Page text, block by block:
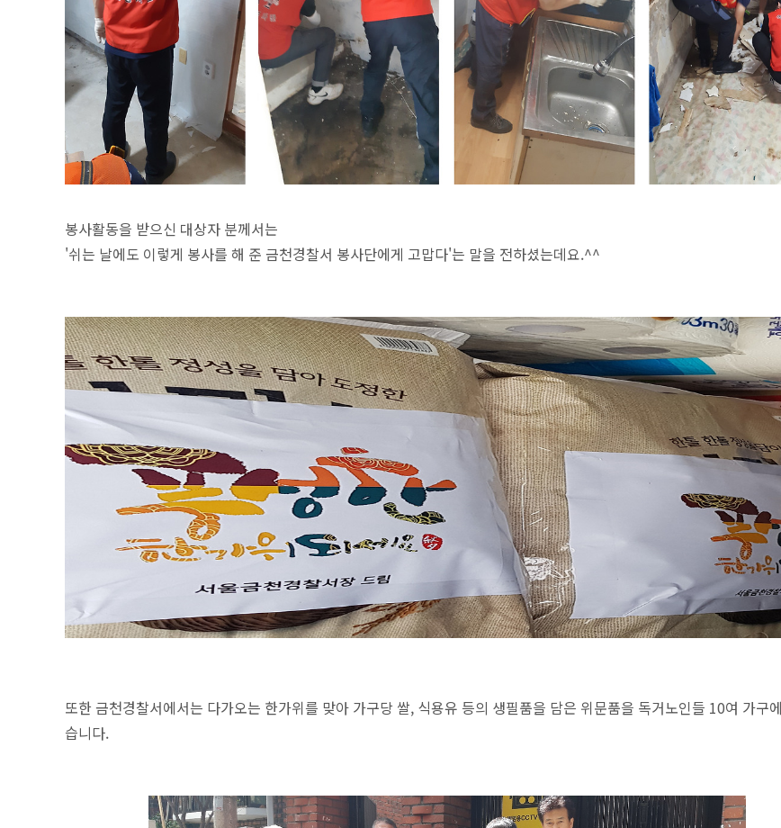
봉사활동을 받으신 대상자 분께서는
'쉬는 날에도 이렇게 봉사를 해 준 금천경찰서 봉사단에게 고맙다'는 말을 전하셨는데요.^^
또한 금천경찰서에서는 다가오는 한가위를 맞아 가구당 쌀, 식용유 등의 생필품을 담은 위문품을 독거노인들 10여 가구
습니다.